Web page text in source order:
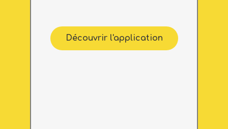
Découvrir l'application